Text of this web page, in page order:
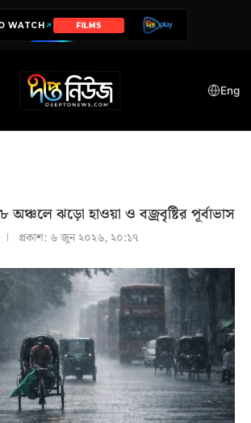
WATCH SERIES
Eng
অঞ্চলে ঝড়ো হাওয়া ও বজ্রবৃষ্টির পূর্বাভাস
প্রকাশ: ৬ জুন ২০২৬, ২০:১৭